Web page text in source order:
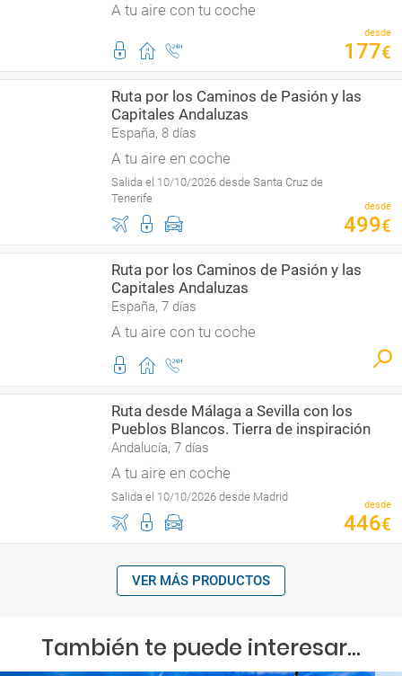
A tu aire con tu coche
desde
177€
Ruta por los Caminos de Pasión y las
Capitales Andaluzas
España, 8 días
A tu aire en coche
Salida el 10/10/2026 desde Santa Cruz de
Tenerife
desde
499€
Ruta por los Caminos de Pasión y las
Capitales Andaluzas
España, 7 días
A tu aire con tu coche
Ruta desde Málaga a Sevilla con los
Pueblos Blancos. Tierra de inspiración
Andalucía, 7 días
A tu aire en coche
Salida el 10/10/2026 desde Madrid
desde
446€
VER MÁS PRODUCTOS
También te puede interesar...